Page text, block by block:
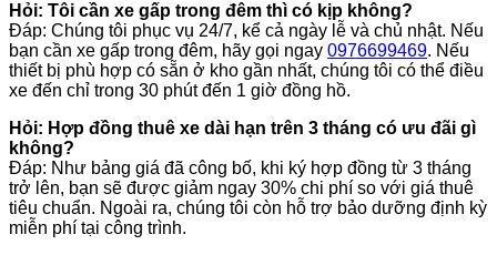
Hỏi: Tôi cần xe gấp trong đêm thì có kịp không?
Đáp: Chúng tôi phục vụ 24/7, kể cả ngày lễ và chủ nhật. Nếu
bạn cần xe gấp trong đêm, hãy gọi ngay 0976699469. Nếu
thiết bị phù hợp có sẵn ở kho gần nhất, chúng tôi có thể điều
xe đến chỉ trong 30 phút đến 1 giờ đồng hồ.
Hỏi: Hợp đồng thuê xe dài hạn trên 3 tháng có ưu đãi gì
không?
Đáp: Như bảng giá đã công bố, khi ký hợp đồng từ 3 tháng
trở lên, bạn sẽ được giảm ngay 30% chi phí so với giá thuê
tiêu chuẩn. Ngoài ra, chúng tôi còn hỗ trợ bảo dưỡng định kỳ
miễn phí tại công trình.